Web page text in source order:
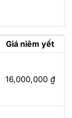
Giá niêm yết
16,000,000 ₫